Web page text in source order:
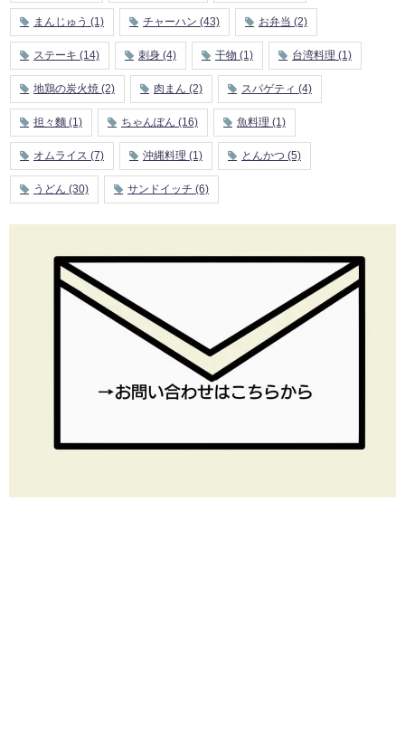
まんじゅう (1) チャーハン (43) お弁当 (2)
ステーキ (14) 刺身 (4) 干物 (1) 台湾料理 (1)
地鶏の炭火焼 (2) 肉まん (2) スパゲティ (4)
担々麵 (1) ちゃんぽん (16) 魚料理 (1)
オムライス (7) 沖縄料理 (1) とんかつ (5)
うどん (30) サンドイッチ (6)